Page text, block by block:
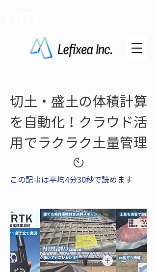
切土・盛土の体積計算
を自動化！クラウド活
用でラクラク土量管理
この記事は平均4分30秒で読めます